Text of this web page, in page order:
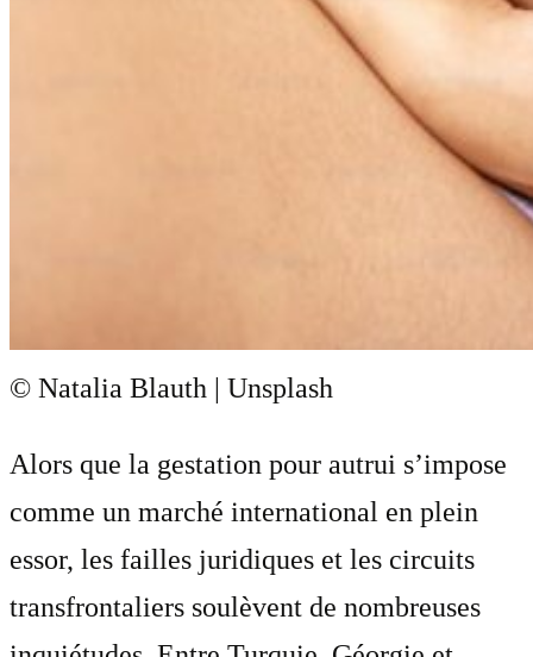
© Natalia Blauth | Unsplash
Alors que la gestation pour autrui s’impose
comme un marché international en plein
essor, les failles juridiques et les circuits
transfrontaliers soulèvent de nombreuses